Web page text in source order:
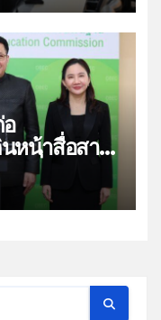
หน้าสื่อสาร
น้าที่